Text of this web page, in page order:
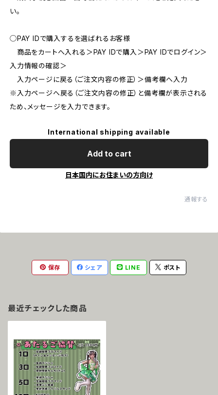
い。
◯PAY IDで購入するを選ばれるお客様
商品をカートへ入れる＞PAY IDで購入＞PAY IDでログイン＞
入力情報の確認＞
入力ページに戻る（ご注文内容の修正）＞備考欄へ入力
※入力ページへ戻る（ご注文内容の修正）と備考欄が表示される
ため、メッセージを入力できます。
International shipping available
Add to cart
日本国内にお住まいの方向け
通報する
保存 シェア LINE ポスト
最近チェックした商品